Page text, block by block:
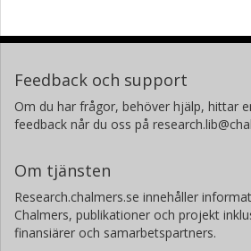
Feedback och support
Om du har frågor, behöver hjälp, hittar
feedback når du oss på
Om tjänsten
Research.chalmers.se innehåller
Chalmers, publikationer och projekt
finansiärer och samarbetspartners.